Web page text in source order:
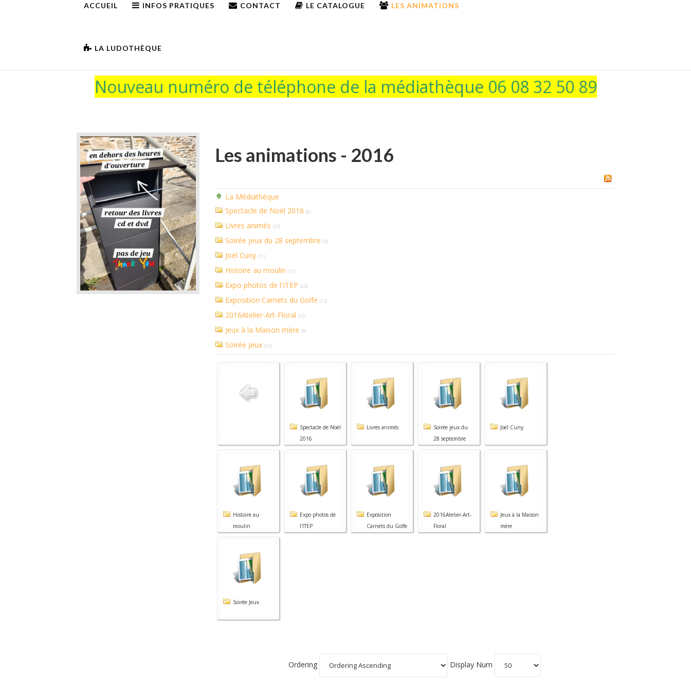
ACCUEIL INFOS PRATIQUES CONTACT LE CATALOGUE LES ANIMATIONS
LA LUDOTHÈQUE
Nouveau numéro de téléphone de la médiathèque 06 08 32 50 89
Les animations - 2016
La Médiathèque
Spectacle de Noël 2016 (6)
Livres animés (15)
Soirée jeux du 28 septembre (3)
Joël Cuny (11)
Histoire au moulin (11)
Expo photos de l'ITEP (24)
Exposition Carnets du Golfe (13)
2016Atelier-Art-Floral (12)
Jeux à la Maison mère (4)
Soirée Jeux (15)
Spectacle de Noël
2016
Livres animés
Soirée jeux du
28 septembre
Joël Cuny
Histoire au
moulin
Expo photos de
l'ITEP
Exposition
Carnets du Golfe
2016Atelier-Art-
Floral
Jeux à la Maison
mère
Soirée Jeux
Ordering Display Num